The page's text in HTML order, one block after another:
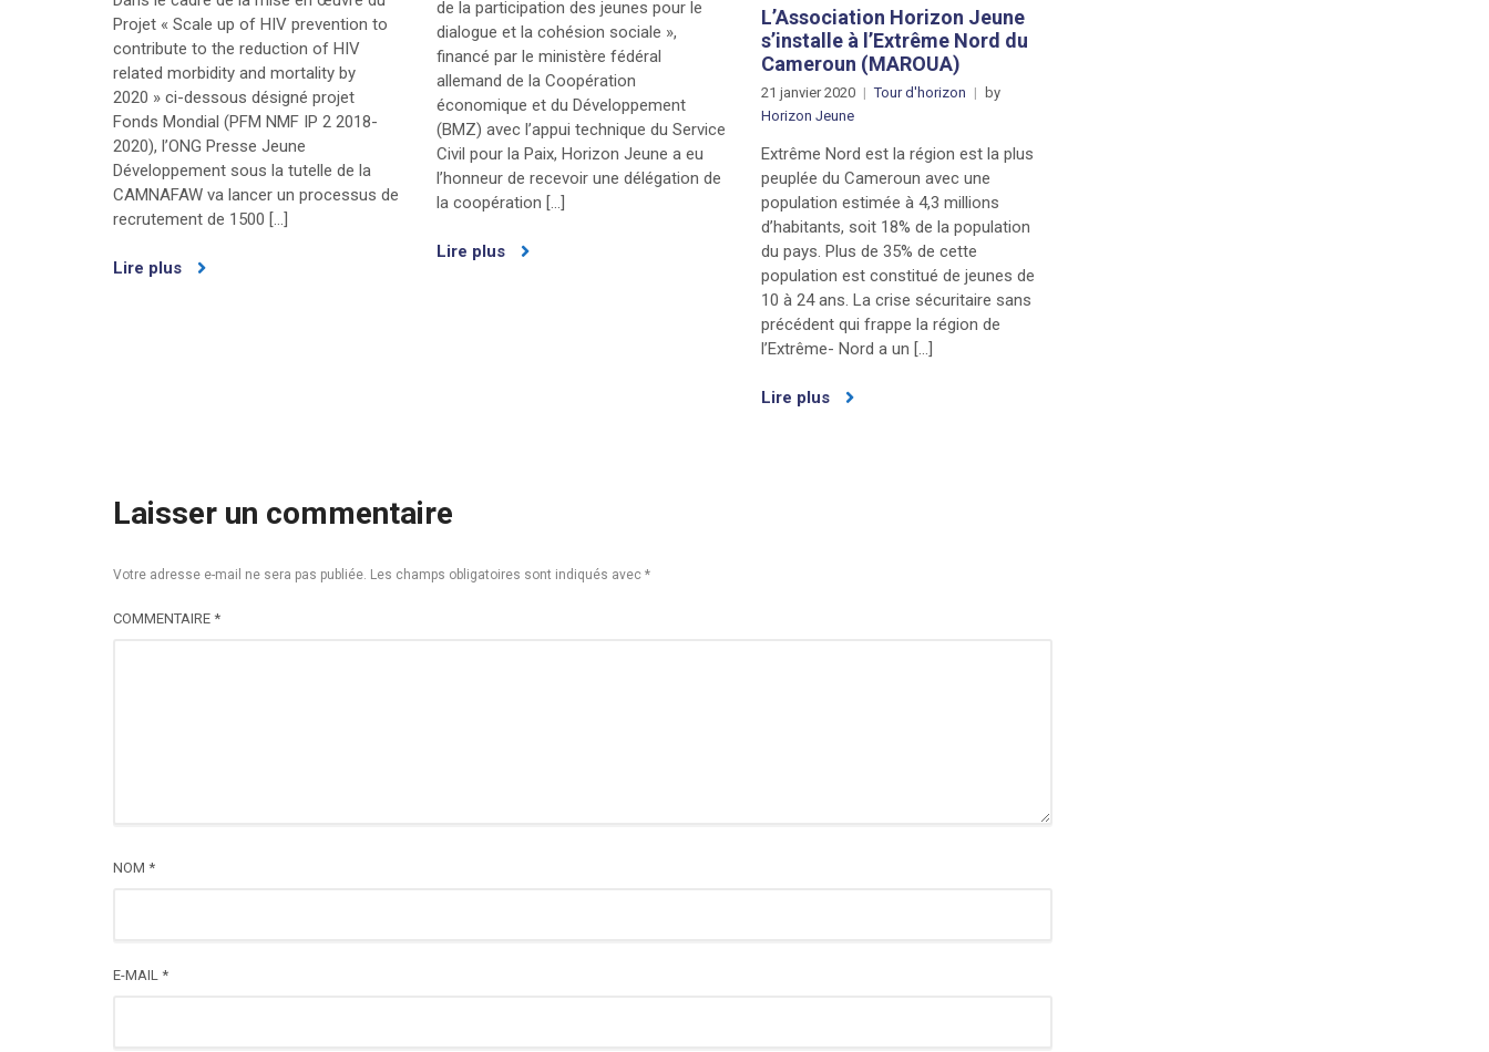
Projet « Scale up of HIV prevention to
contribute to the reduction of HIV
related morbidity and mortality by
2020 » ci-dessous désigné projet
Fonds Mondial (PFM NMF IP 2 2018-
2020), l’ONG Presse Jeune
Développement sous la tutelle de la
CAMNAFAW va lancer un processus de
recrutement de 1500 […]
Lire plus
de la participation des jeunes pour le
dialogue et la cohésion sociale »,
financé par le ministère fédéral
allemand de la Coopération
économique et du Développement
(BMZ) avec l’appui technique du Service
Civil pour la Paix, Horizon Jeune a eu
l’honneur de recevoir une délégation de
la coopération […]
Lire plus
L’Association Horizon Jeune
s’installe à l’Extrême Nord du
Cameroun (MAROUA)
21 janvier 2020 Tour d'horizon
by
Horizon Jeune
Extrême Nord est la région est la plus
peuplée du Cameroun avec une
population estimée à 4,3 millions
d’habitants, soit 18% de la population
du pays. Plus de 35% de cette
population est constitué de jeunes de
10 à 24 ans. La crise sécuritaire sans
précédent qui frappe la région de
l’Extrême- Nord a un […]
Lire plus
Laisser un commentaire
Votre adresse e-mail ne sera pas publiée. Les champs obligatoires sont indiqués avec *
COMMENTAIRE *
NOM *
E-MAIL *